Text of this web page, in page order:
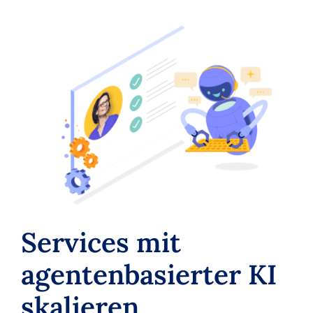
Services mit
agentenbasierter KI